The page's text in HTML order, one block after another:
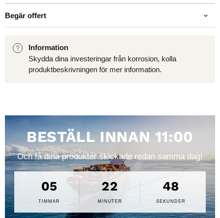
Begär offert
Information
Skydda dina investeringar från korrosion, kolla
produktbeskrivningen för mer information.
BESTÄLL INNAN 11:00
Och få dina produkter skickade redan samma dag!
05
TIMMAR
22
MINUTER
47
SEKUNDER